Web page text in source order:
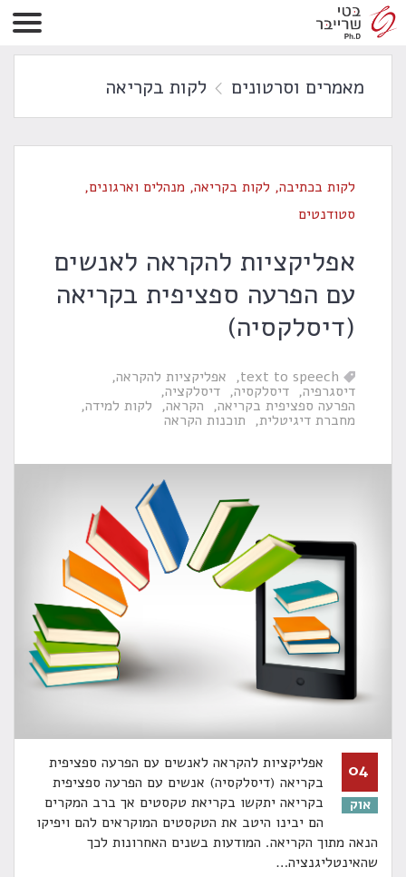
מאמרים וסרטונים לקות בקריאה
לקות בכתיבה, לקות בקריאה, מנהלים וארגונים,
סטודנטים
אפליקציות להקראה לאנשים
עם הפרעה ספציפית בקריאה
(דיסלקסיה)
text to speech אפליקציות להקראה
דיסגרפיה דיסלקסיה דיסלקציה
הפרעה ספציפית בקריאה הקראה לקות למידה
מחברת דיגיטלית תוכנות הקראה
04
אוק
אפליקציות להקראה לאנשים עם הפרעה ספציפית
בקריאה (דיסלקסיה) אנשים עם הפרעה ספציפית
בקריאה יתקשו בקריאת טקסטים אך ברב המקרים
הם יבינו היטב את הטקסטים המוקראים להם ויפיקו
הנאה מתוך הקריאה. המודעות בשנים האחרונות לכך
שהאינטליגנציה…